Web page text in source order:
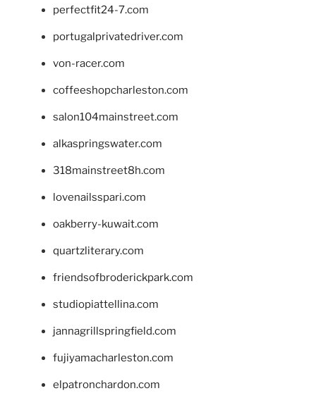
perfectfit24-7.com
portugalprivatedriver.com
von-racer.com
coffeeshopcharleston.com
salon104mainstreet.com
alkaspringswater.com
318mainstreet8h.com
lovenailsspari.com
oakberry-kuwait.com
quartzliterary.com
friendsofbroderickpark.com
studiopiattellina.com
jannagrillspringfield.com
fujiyamacharleston.com
elpatronchardon.com